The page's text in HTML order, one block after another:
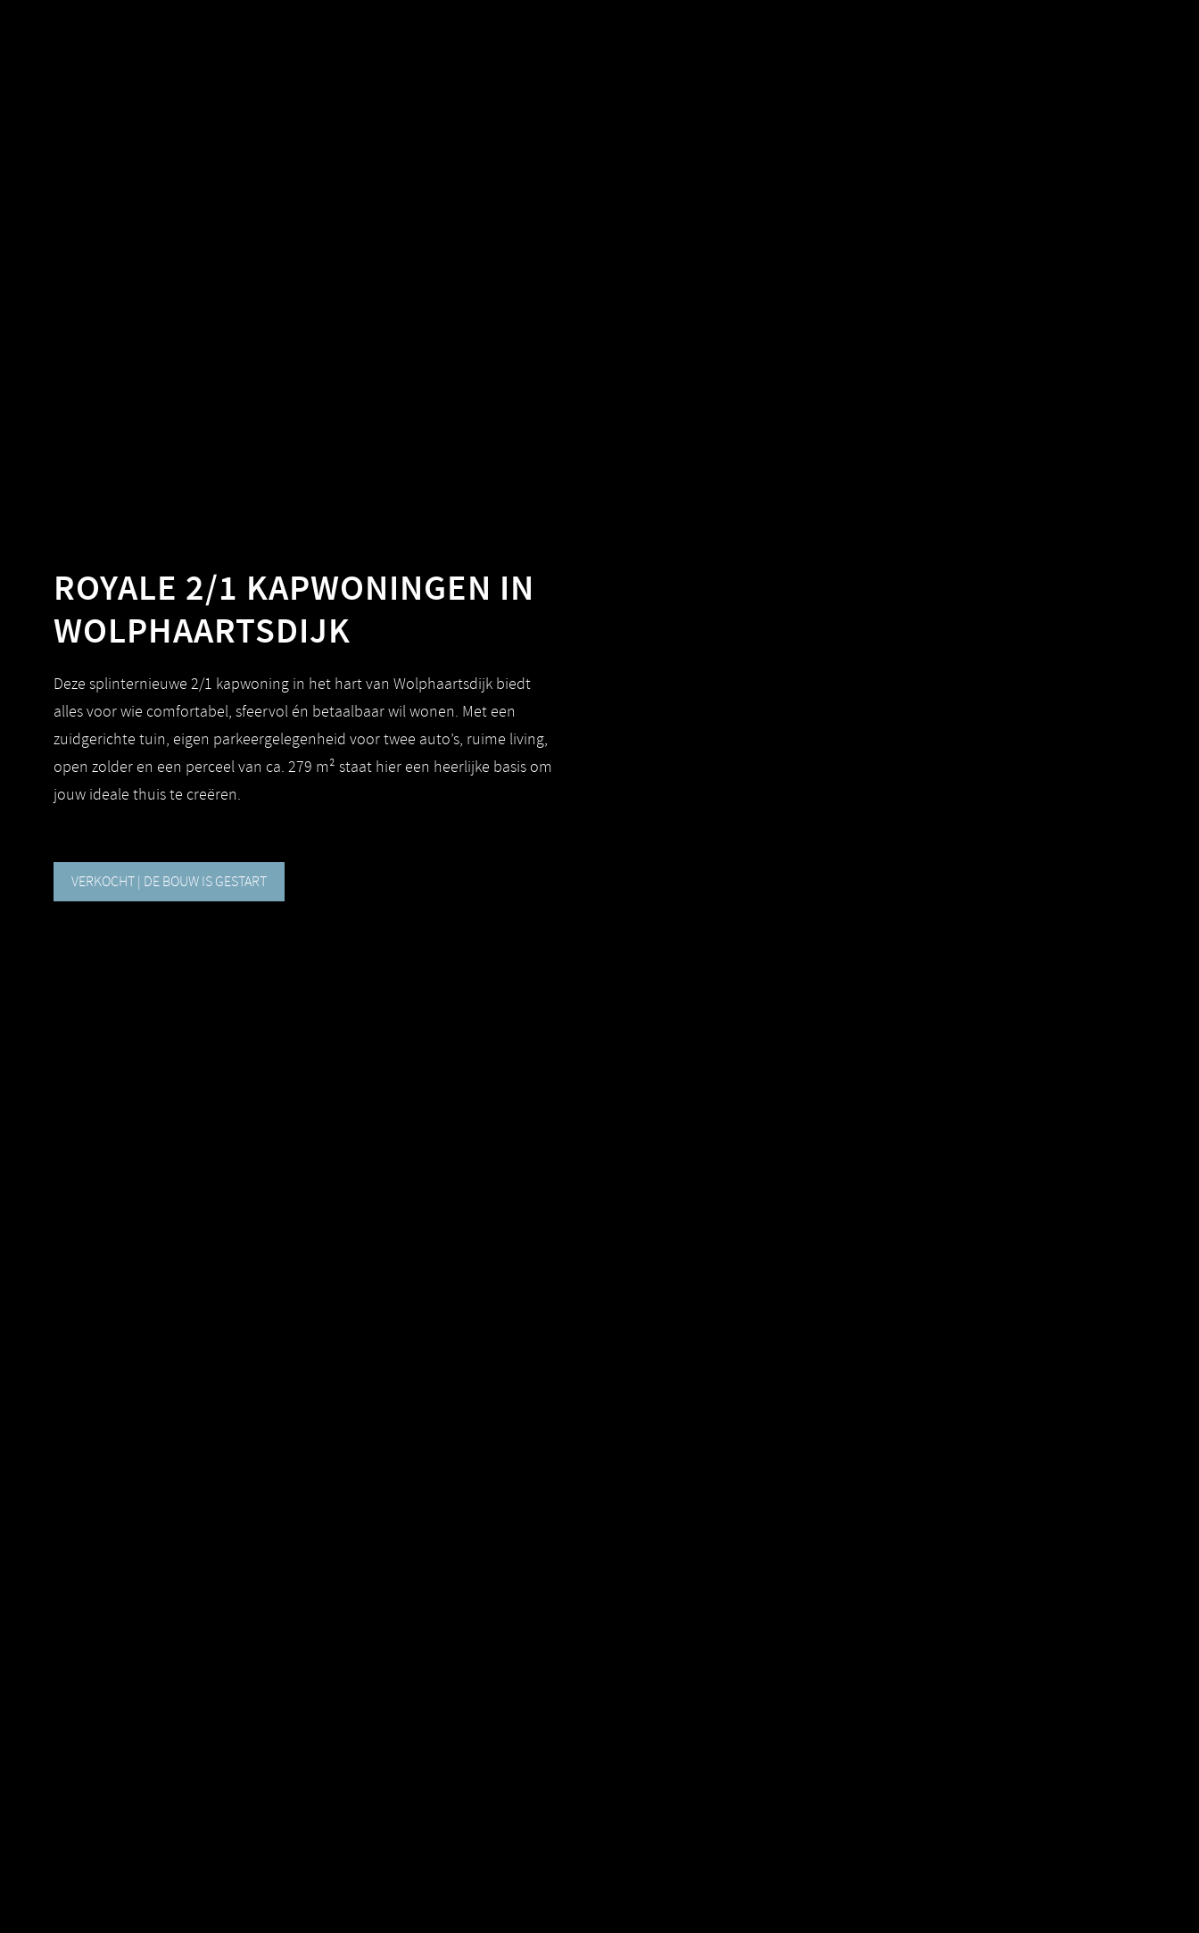
ROYALE 2/1 KAPWONINGEN IN
WOLPHAARTSDIJK
Deze splinternieuwe 2/1 kapwoning in het hart van Wolphaartsdijk biedt
alles voor wie comfortabel, sfeervol én betaalbaar wil wonen. Met een
zuidgerichte tuin, eigen parkeergelegenheid voor twee auto’s, ruime living,
open zolder en een perceel van ca. 279 m² staat hier een heerlijke basis om
jouw ideale thuis te creëren.
VERKOCHT | DE BOUW IS GESTART